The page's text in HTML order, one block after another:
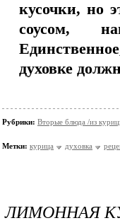
кусочки, но
соусом,
духовке
Рубрики: Вторые блюда /из
Метки: курица духовка
ЛИМОННАЯ